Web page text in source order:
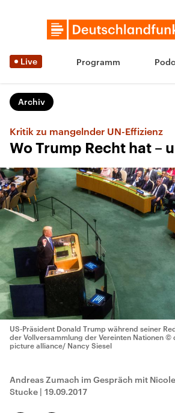
Live Programm
Archiv
Kritik zu mangelnder UN-Effizienz
Wo Trump Recht hat –
US-Präsident Donald Trump während seiner
der Vollversammlung der Vereinten Nationen ©
picture alliance/ Nancy Siesel
Andreas Zumach im Gespräch mit
Stucke | 19.09.2017